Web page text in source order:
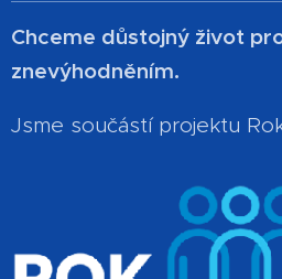
Chceme důstojný život
znevýhodněním.
Jsme součástí projektu